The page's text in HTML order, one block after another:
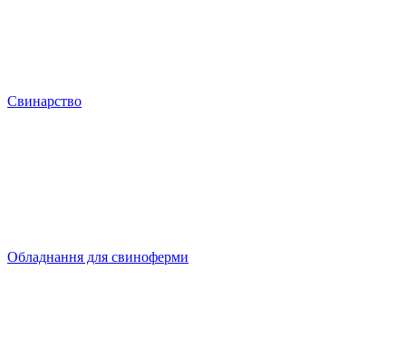
Свинарство
Обладнання для свиноферми